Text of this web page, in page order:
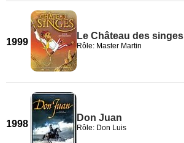
1999
Le Château des singes
Rôle: Master Martin
1998
Don Juan
Rôle: Don Luis